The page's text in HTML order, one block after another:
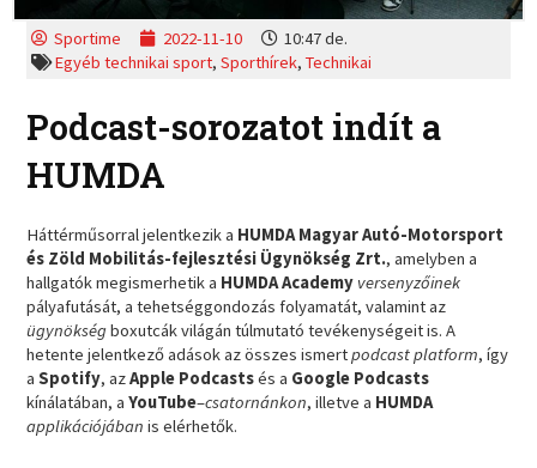
Sportime 2022-11-10
10:47 de.
Egyéb technikai sport,Sporthírek,Technikai
Podcast-sorozatot indít a
HUMDA
Háttérműsorral jelentkezik a HUMDA Magyar Autó-Motorsport
és Zöld Mobilitás-fejlesztési Ügynökség Zrt., amelyben a
hallgatók megismerhetik a HUMDA Academy versenyzőinek
pályafutását, a tehetséggondozás folyamatát, valamint az
ügynökségboxutcák világán túlmutató tevékenységeit is. A
hetente jelentkező adások az összes ismertpodcast platform, így
aSpotify, azApple Podcastsés a Google Podcasts
kínálatában, aYouTube–csatornánkon, illetve a HUMDA
applikációjábanis elérhetők.